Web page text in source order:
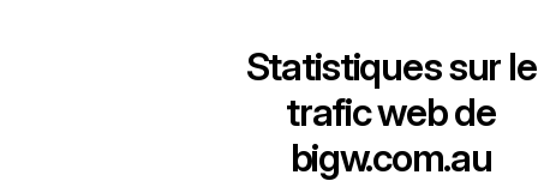
Statistiques sur le
trafic web de
bigw.com.au